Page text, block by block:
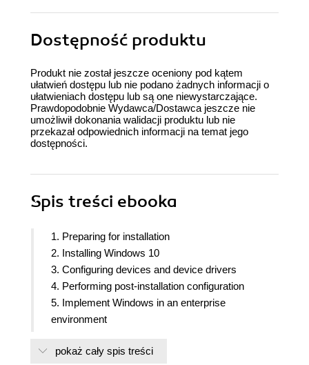
Dostępność produktu
Produkt nie został jeszcze oceniony pod kątem
ułatwień dostępu lub nie podano żadnych informacji o
ułatwieniach dostępu lub są one niewystarczające.
Prawdopodobnie Wydawca/Dostawca jeszcze nie
umożliwił dokonania walidacji produktu lub nie
przekazał odpowiednich informacji na temat jego
dostępności.
Spis treści ebooka
1. Preparing for installation
2. Installing Windows 10
3. Configuring devices and device drivers
4. Performing post-installation configuration
5. Implement Windows in an enterprise
environment
7. Configuring storage
pokaż cały spis treści